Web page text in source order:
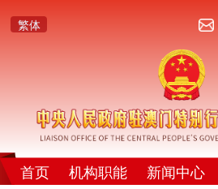
繁体
首页 机构职能 新闻中心